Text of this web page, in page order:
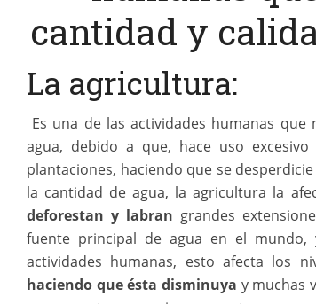
cantidad y
La agricultura:
Es una de las actividades humanas
agua, debido a que, hace uso
plantaciones, haciendo que se
la cantidad de agua, la agricultura la
deforestan y labran grandes
fuente principal de agua en el
actividades humanas, esto afecta los
haciendo que ésta disminuya y muchas